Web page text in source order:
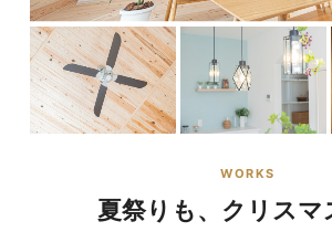
WORKS
夏祭りも、クリスマ